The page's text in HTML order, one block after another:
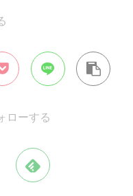
ローする